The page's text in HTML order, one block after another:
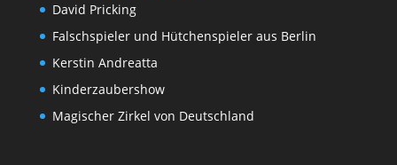
David Pricking
Falschspieler und Hütchenspieler aus Berlin
Kerstin Andreatta
Kinderzaubershow
Magischer Zirkel von Deutschland